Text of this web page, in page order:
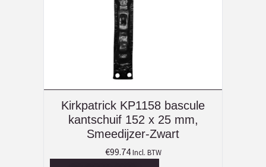
Kirkpatrick KP1158 bascule
kantschuif 152 x 25 mm,
Smeedijzer-Zwart
€99.74 Incl. BTW